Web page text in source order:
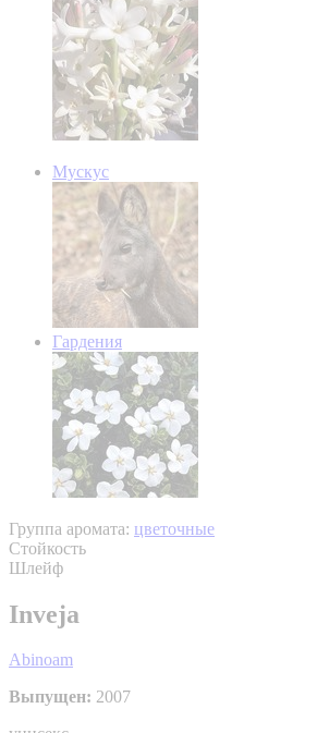
Мускус
Гардения
Группа аромата: цветочные
Стойкость
Шлейф
Inveja
Abinoam
Выпущен: 2007